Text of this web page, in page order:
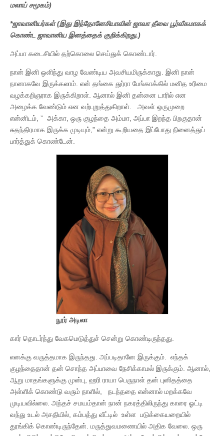
மலாய் சமூகம்)
*ஜாவானியர்கள் (இது இந்தோனேசியாவின் ஜாவா தீவை பூர்வீகமாகக்
கொண்ட ஜாவானிய இனத்தைக் குறிக்கிறது.)
அப்பா கடைசியில் தற்கொலை செய்துக் கொண்டார்.
நான் இனி ஒளிந்து வாழ வேண்டிய அவசியமிருக்காது. இனி நான்
நானாகவே இருக்கலாம். என் தங்கை துர்ரா பேங்காக்கில் மனித உரிமை
வழக்கறிஞராக இருக்கிறாள். ஆனால் இனி தன்னை டாரில் என
அழைக்க வேண்டும் என வற்புறுத்துகிறாள். அவள் ஒருமுறை
என்னிடம், ” அக்கா, ஒரு குழந்தை அம்மா, அப்பா இறந்த பிறகுதான்
சுதந்திரமாக இருக்க முடியும்,” என்று கூறியதை இப்போது நினைத்துப்
பார்த்துக் கொண்டேன்.
நூர் அடிலா
கார் தொடர்ந்து வேகமெடுத்துச் சென்று கொண்டிருந்தது.
எனக்கு வருத்தமாக இருந்தது. அப்படிதானே இருக்கும். எந்தக்
குழந்தைதான் தன் சொந்த அப்பாவை நேசிக்காமல் இருக்கும். ஆனால்,
ஆறு மாதங்களுக்கு முன்பு, ஹரி ராயா பெருநாள் தன் புனிதத்தை
அள்ளிக் கொண்டு வரும் நாளில், நடந்ததை என்னால் மறக்கவே
முடியவில்லை. அந்தச் சமயம்தான் நான் நகரத்திலிருந்து காரை ஓட்டி
வந்து உடல் அசதியில், கம்பத்து வீட்டில் உள்ள படுக்கையறையில்
தூங்கிக் கொண்டிருந்தேன். மருத்துவமணையில் அதிக வேலை. ஒரு